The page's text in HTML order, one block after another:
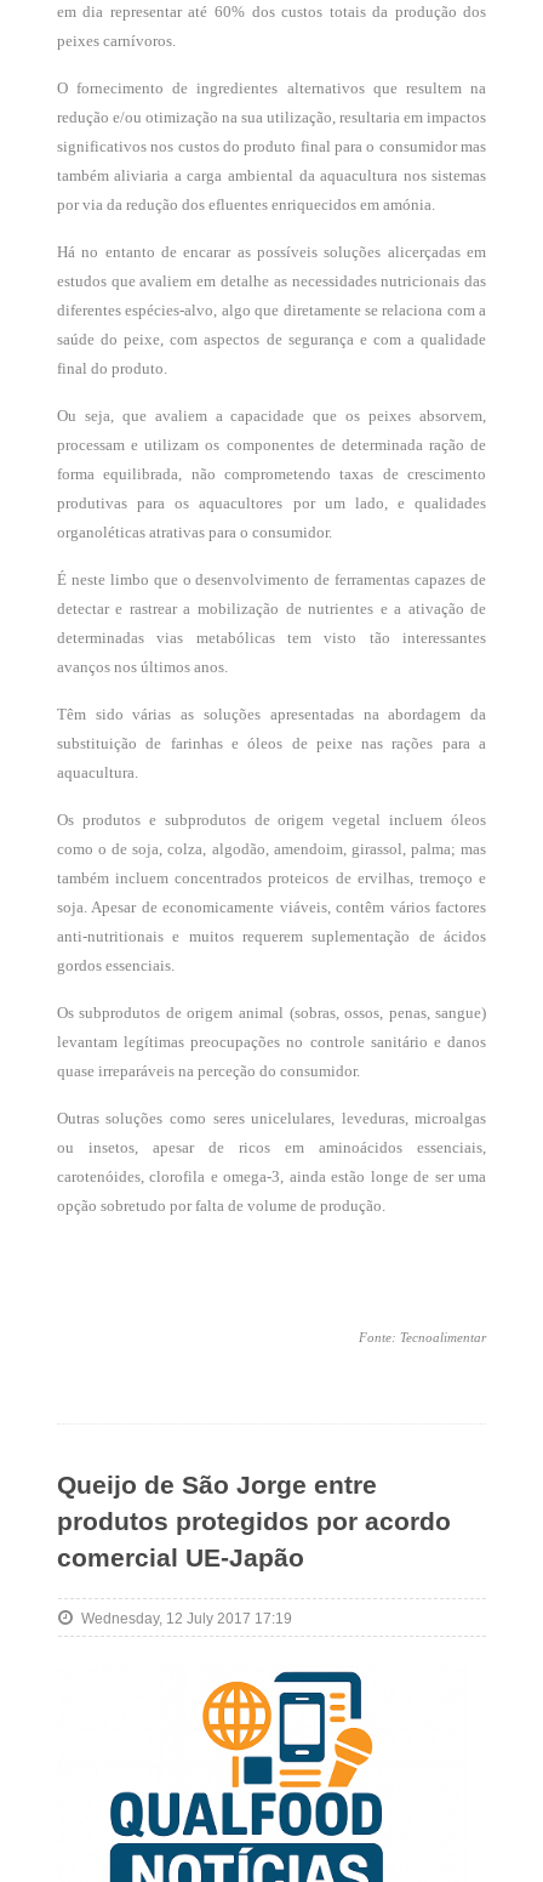
em dia representar até 60% dos custos totais da produção dos
peixes carnívoros.
O fornecimento de ingredientes alternativos que resultem na
redução e/ou otimização na sua utilização, resultaria em impactos
significativos nos custos do produto final para o consumidor mas
também aliviaria a carga ambiental da aquacultura nos sistemas
por via da redução dos efluentes enriquecidos em amónia.
Há no entanto de encarar as possíveis soluções alicerçadas em
estudos que avaliem em detalhe as necessidades nutricionais das
diferentes espécies-alvo, algo que diretamente se relaciona com a
saúde do peixe, com aspectos de segurança e com a qualidade
final do produto.
Ou seja, que avaliem a capacidade que os peixes absorvem,
processam e utilizam os componentes de determinada ração de
forma equilibrada, não comprometendo taxas de crescimento
produtivas para os aquacultores por um lado, e qualidades
organoléticas atrativas para o consumidor.
É neste limbo que o desenvolvimento de ferramentas capazes de
detectar e rastrear a mobilização de nutrientes e a ativação de
determinadas vias metabólicas tem visto tão interessantes
avanços nos últimos anos.
Têm sido várias as soluções apresentadas na abordagem da
substituição de farinhas e óleos de peixe nas rações para a
aquacultura.
Os produtos e subprodutos de origem vegetal incluem óleos
como o de soja, colza, algodão, amendoim, girassol, palma; mas
também incluem concentrados proteicos de ervilhas, tremoço e
soja. Apesar de economicamente viáveis, contêm vários factores
anti-nutritionais e muitos requerem suplementação de ácidos
gordos essenciais.
Os subprodutos de origem animal (sobras, ossos, penas, sangue)
levantam legítimas preocupações no controle sanitário e danos
quase irreparáveis na perceção do consumidor.
Outras soluções como seres unicelulares, leveduras, microalgas
ou insetos, apesar de ricos em aminoácidos essenciais,
carotenóides, clorofila e omega-3, ainda estão longe de ser uma
opção sobretudo por falta de volume de produção.
Fonte: Tecnoalimentar
Queijo de São Jorge entre
produtos protegidos por acordo
comercial UE-Japão
Wednesday, 12 July 2017 17:19